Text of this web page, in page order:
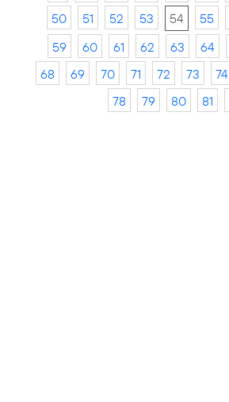
50
51 52 53 54 55
59
60 61 62 63 64
68
69 70 71 72 73 74
78
79 80 81